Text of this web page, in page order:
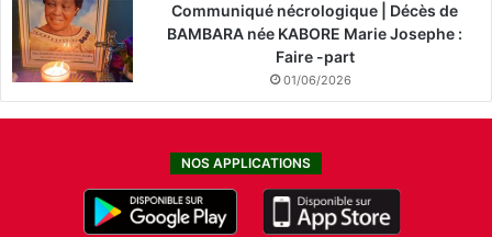
Communiqué nécrologique | Décès de
BAMBARA née KABORE Marie Josephe :
Faire -part
01/06/2026
NOS APPLICATIONS